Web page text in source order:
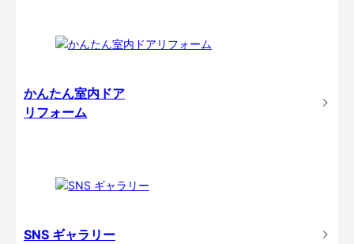
かんたん室内ドア
リフォーム
SNS ギャラリー